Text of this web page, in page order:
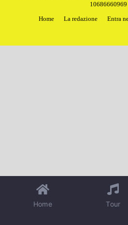
10686660969
Home
La redazione Entra
Home Tour